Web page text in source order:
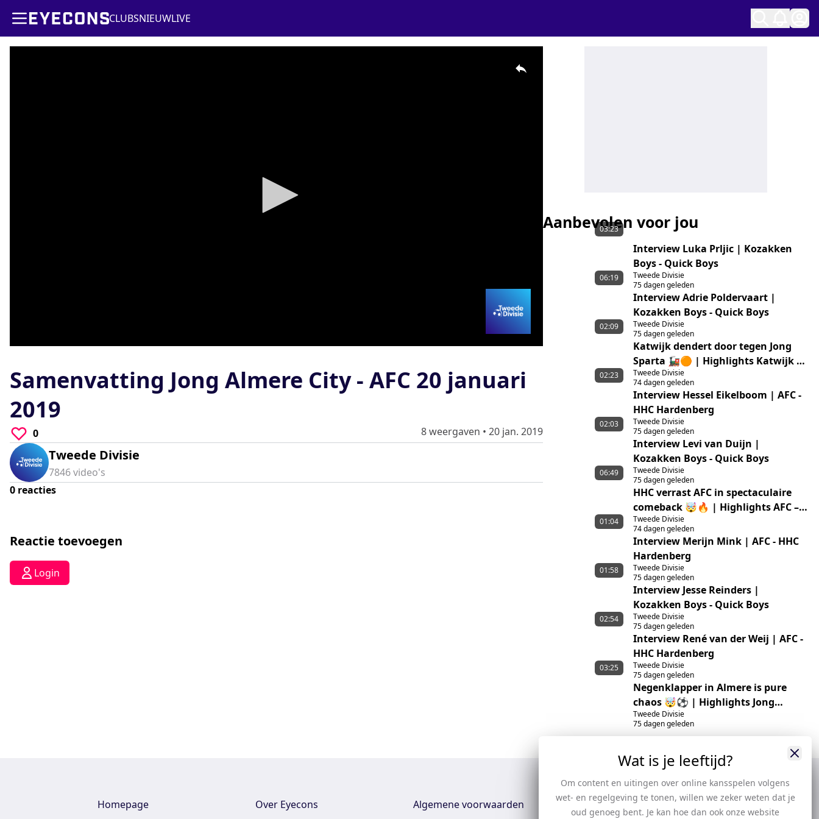
CLUBSNIEUWLIVE
0
secondsVolume
Samenvatting Jong Almere City - AFC 20 januari
2019
0 8 weergaven • 20 jan. 2019
Tweede Divisie
7846video's
0 reacties
Reactie toevoegen
Login
Aanbevolen voor jou
03:23
Interview Luka Prljic | Kozakken
Boys - Quick Boys
Tweede Divisie
75 dagen geleden
06:19
Interview Adrie Poldervaart |
Kozakken Boys - Quick Boys
Tweede Divisie
75 dagen geleden
02:09
Katwijk dendert door tegen Jong
Sparta 🚂🟠 | Highlights Katwijk –
Jong Sparta Rotterdam
Tweede Divisie
74 dagen geleden
02:23
Interview Hessel Eikelboom | AFC -
HHC Hardenberg
Tweede Divisie
75 dagen geleden
02:03
Interview Levi van Duijn |
Kozakken Boys - Quick Boys
Tweede Divisie
75 dagen geleden
06:49
HHC verrast AFC in spectaculaire
comeback 🤯🔥 | Highlights AFC –
HHC Hardenberg
Tweede Divisie
74 dagen geleden
01:04
Interview Merijn Mink | AFC - HHC
Hardenberg
Tweede Divisie
75 dagen geleden
01:58
Interview Jesse Reinders |
Kozakken Boys - Quick Boys
Tweede Divisie
75 dagen geleden
02:54
Interview René van der Weij | AFC -
HHC Hardenberg
Tweede Divisie
75 dagen geleden
03:25
Negenklapper in Almere is pure
chaos 🤯⚽ | Highlights Jong
Almere City FC – GVVV
Tweede Divisie
75 dagen geleden
Homepage Over Eyecons Algemene voorwaarden
Wat is je leeftijd?
Om content en uitingen over online kansspelen volgens
wet- en regelgeving te tonen, willen we zeker weten dat je
oud genoeg bent. Je kan hoe dan ook onze website